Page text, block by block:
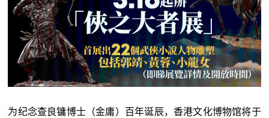
为纪念查良镛博士（金庸）百年诞辰，香港文化博物馆将于